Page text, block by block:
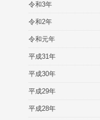
令和3年
令和2年
令和元年
平成31年
平成30年
平成29年
平成28年